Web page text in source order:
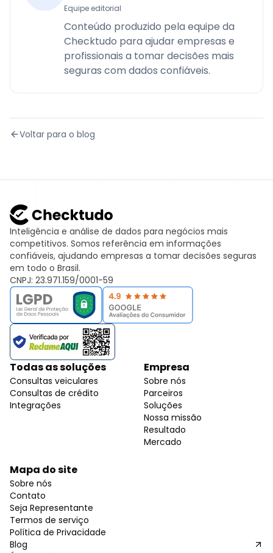
Equipe editorial
Conteúdo produzido pela equipe da
Checktudo para ajudar empresas e
profissionais a tomar decisões mais
seguras com dados confiáveis.
Voltar para o blog
Inteligência e análise de dados para negócios mais
competitivos. Somos referência em informações
confiáveis, ajudando empresas a tomar decisões seguras
em todo o Brasil.
CNPJ: 23.971.159/0001-59
Todas as soluções
Consultas veiculares
Consultas de crédito
Integrações
Empresa
Sobre nós
Parceiros
Soluções
Nossa missão
Resultado
Mercado
Mapa do site
Sobre nós
Contato
Seja Representante
Termos de serviço
Política de Privacidade
Blog